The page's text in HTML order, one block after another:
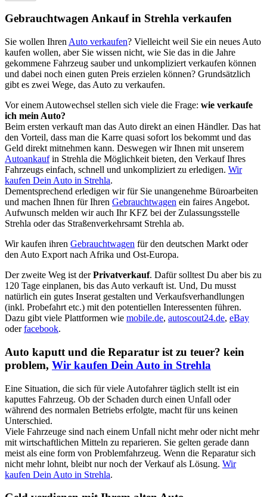
Gebrauchtwagen Ankauf in Strehla verkaufen
Sie wollen Ihren Auto verkaufen? Vielleicht weil Sie ein neues Auto
kaufen wollen, aber Sie wissen nicht, wie Sie das in die Jahre
gekommene Fahrzeug sauber und unkompliziert verkaufen können
und dabei noch einen guten Preis erzielen können? Grundsätzlich
gibt es zwei Wege, das Auto zu verkaufen.
Vor einem Autowechsel stellen sich viele die Frage: wie verkaufe
ich mein Auto?
Beim ersten verkauft man das Auto direkt an einen Händler. Das hat
den Vorteil, dass man die Karre quasi sofort los bekommt und das
Geld direkt mitnehmen kann. Deswegen wir Ihnen mit unserem
Autoankaufin Strehla die Möglichkeit bieten, den Verkauf Ihres
Fahrzeugs einfach, schnell und unkompliziert zu erledigen. Wir
kaufen Dein Auto in Strehla.
Dementsprechend erledigen wir für Sie unangenehme Büroarbeiten
und machen Ihnen für Ihren Gebrauchtwagen ein faires Angebot.
Aufwunsch melden wir auch Ihr KFZ bei der Zulassungsstelle
Strehla oder das Straßenverkehrsamt Strehla ab.
Wir kaufen ihren Gebrauchtwagen für den deutschen Markt oder
den Auto Export nach Afrika und Ost-Europa.
Der zweite Weg ist derPrivatverkauf. Dafür solltest Du aber bis zu
120 Tage einplanen, bis das Auto verkauft ist. Und, Du musst
natürlich ein gutes Inserat gestalten und Verkaufsverhandlungen
(inkl. Probefahrt etc.) mit den potentiellen Interessenten führen.
Dazu gibt viele Plattformen wie mobile.de, autoscout24.de, eBay
oderfacebook.
Auto kaputt und die Reparatur ist zu teuer? kein
problem, Wir kaufen Dein Auto in Strehla
Eine Situation, die sich für viele Autofahrer täglich stellt ist ein
kaputtes Fahrzeug. Ob der Schaden durch einen Unfall oder
während des normalen Betriebs erfolgte, macht für uns keinen
Unterschied.
Viele Fahrzeuge sind nach einem Unfall nicht mehr oder nicht mehr
mit wirtschaftlichen Mitteln zu reparieren. Sie gelten gerade dann
meist als eine form von Problemfahrzeug. Wenn die Reparatur sich
nicht mehr lohnt, bleibt nur noch der Verkauf als Lösung. Wir
kaufen Dein Auto in Strehla.